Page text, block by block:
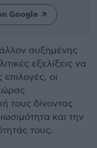
Google
αυξημένης
εξελίξεις να
επιλογές, οι
τους δίνοντας
και την
τους.